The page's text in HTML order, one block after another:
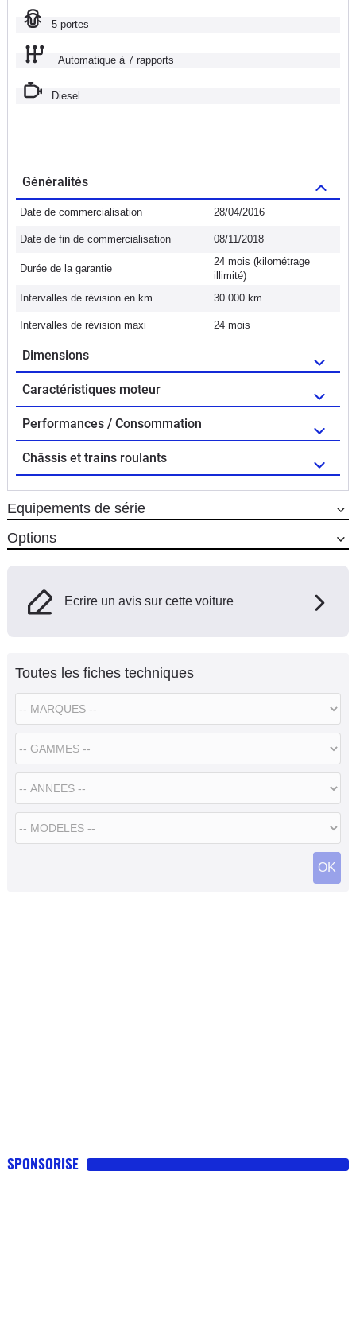
5 portes
Automatique à 7 rapports
Diesel
Généralités
Date de commercialisation 28/04/2016
Date de fin de commercialisation 08/11/2018
Durée de la garantie
24 mois (kilométrage
illimité)
Intervalles de révision en km
30 000 km
Intervalles de révision maxi 24 mois
Dimensions
Caractéristiques moteur
Performances / Consommation
Châssis et trains roulants
Equipements de série
Options
Ecrire un avis sur cette voiture
Toutes les fiches techniques
SPONSORISE